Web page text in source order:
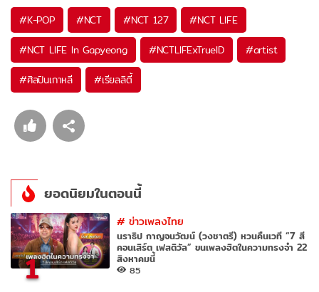
#K-POP #NCT #NCT 127 #NCT LIFE
#NCT LIFE In Gapyeong #NCTLIFExTrueID #artist
#ศิลปินเกาหลี #เรียลลิตี้
ยอดนิยมในตอนนี้
1
#ข่าวเพลงไทย
นราธิป กาญจนวัฒน์ (วงชาตรี) หวนคืนเวที “7 สี
คอนเสิร์ต เฟสติวัล” ขนเพลงฮิตในความทรงจำ 22
สิงหาคมนี้
85